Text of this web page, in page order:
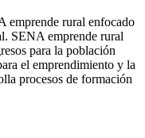
emprende rural enfocado
SENA emprende rural
para la población
el emprendimiento y la
procesos de formación